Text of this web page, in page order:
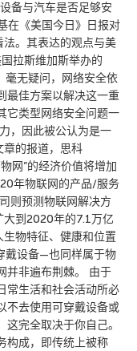
备与汽车是否足够安
在《美国今日》日报对
法。其表达的观点与美
拉斯维加斯举办的
毫无疑问，网络安全依
最佳方案以解决这一重
它类型网络安全问题一
，因此被公认为是一
章的报道，思科
网”的经济价值将增加
年物联网的产品/服务
则预测物联网解决方
到2020年的7.1万亿
物特征、健康和位置
戴设备—也同样属于物
并非遍布荆棘。 由于
常生活和社会活动所必
不去使用可穿戴设备或
完全取决于你自己。
构成，即传统上被称